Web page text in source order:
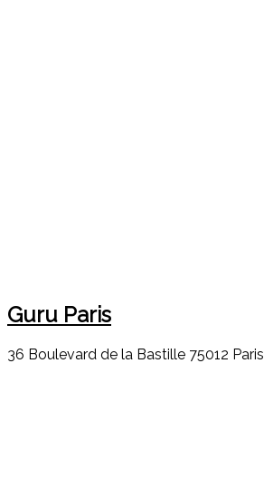
Guru Paris
36 Boulevard de la Bastille 75012 Paris